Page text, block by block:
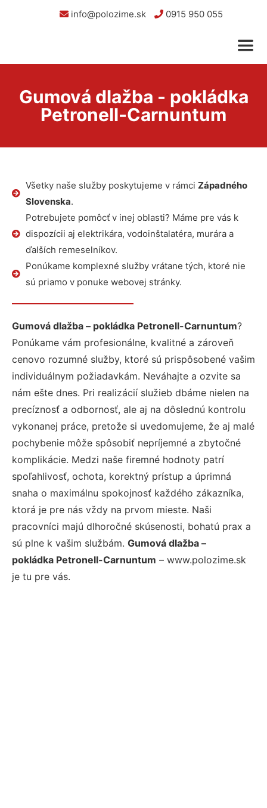
info@polozime.sk 0915 950 055
Gumová dlažba - pokládka
Petronell-Carnuntum
Všetky naše služby poskytujeme v rámci Západného
Slovenska.
Potrebujete pomôcť v inej oblasti? Máme pre vás k
dispozícii aj elektrikára, vodoinštalatéra, murára a
ďalších remeselníkov.
Ponúkame komplexné služby vrátane tých, ktoré nie
sú priamo v ponuke webovej stránky.
Gumová dlažba – pokládka Petronell-Carnuntum?
Ponúkame vám profesionálne, kvalitné a zároveň
cenovo rozumné služby, ktoré sú prispôsobené vašim
individuálnym požiadavkám. Neváhajte a ozvite sa
nám ešte dnes. Pri realizácií služieb dbáme nielen na
precíznosť a odbornosť, ale aj na dôslednú kontrolu
vykonanej práce, pretože si uvedomujeme, že aj malé
pochybenie môže spôsobiť nepríjemné a zbytočné
komplikácie. Medzi naše firemné hodnoty patrí
spoľahlivosť, ochota, korektný prístup a úprimná
snaha o maximálnu spokojnosť každého zákazníka,
ktorá je pre nás vždy na prvom mieste. Naši
pracovníci majú dlhoročné skúsenosti, bohatú prax a
sú plne k vašim službám. Gumová dlažba –
pokládka Petronell-Carnuntum – www.polozime.sk
je tu pre vás.